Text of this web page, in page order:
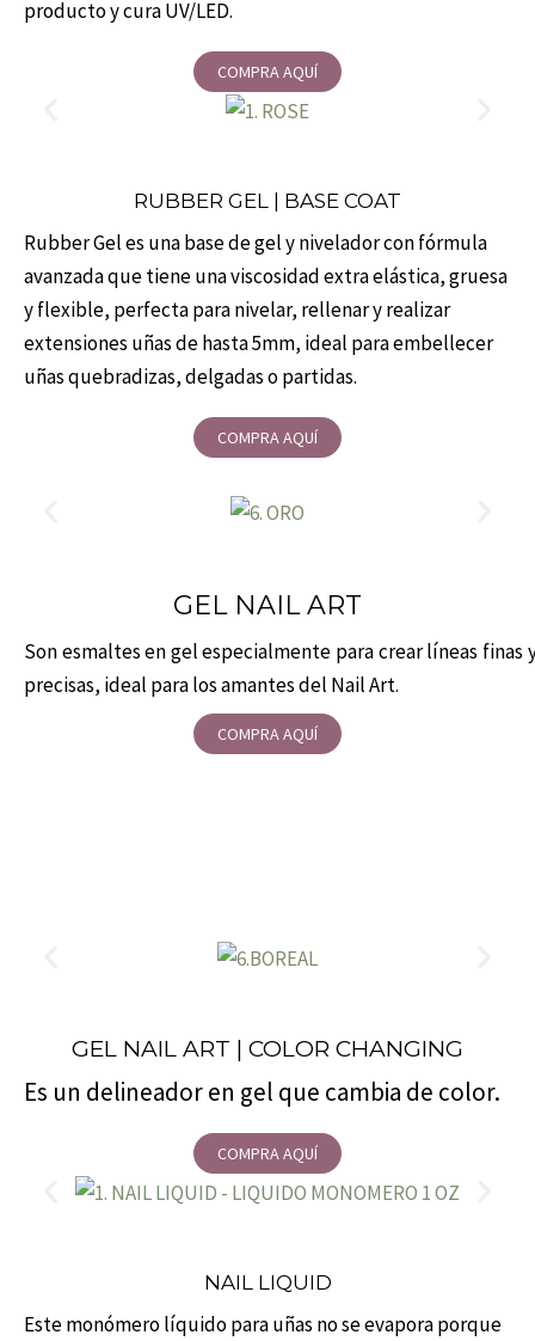
producto y cura UV/LED.
COMPRA AQUÍ
RUBBER GEL | BASE COAT
Rubber Gel es una base de gel y nivelador con fórmula
avanzada que tiene una viscosidad extra elástica, gruesa
y flexible, perfecta para nivelar, rellenar y realizar
extensiones uñas de hasta 5mm, ideal para embellecer
uñas quebradizas, delgadas o partidas.
COMPRA AQUÍ
GEL NAIL ART
Son esmaltes en gel especialmente para crear líneas finas
precisas, ideal para los amantes del Nail Art.
COMPRA AQUÍ
GEL NAIL ART | COLOR CHANGING
Es un delineador en gel que cambia de color.
COMPRA AQUÍ
NAIL LIQUID
Este monómero líquido para uñas no se evapora porque